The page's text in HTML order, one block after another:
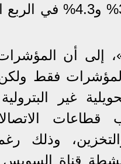
ليسجل 2.4% ثم 3.5%
إلى أن
فقط ولكن
غير
قطاعات
وذلك
قناة